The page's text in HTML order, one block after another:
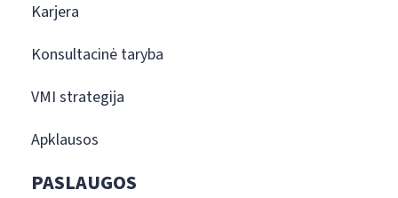
Karjera
Konsultacinė taryba
VMI strategija
Apklausos
PASLAUGOS